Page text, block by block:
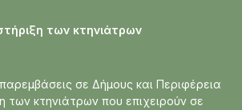
των κτηνιάτρων
σε Δήμους και Περιφέρεια
των κτηνιάτρων που επιχειρούν σε